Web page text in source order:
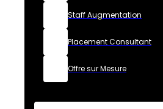
Staff Augmentation
Placement Consultant
Offre sur Mesure